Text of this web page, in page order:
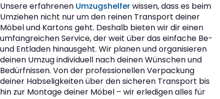
Unsere erfahrenen Umzugshelferwissen, dass es beim
Umziehen nicht nur um den reinen Transport deiner
Möbel und Kartons geht. Deshalb bieten wir dir einen
umfangreichen Service, der weit über das einfache Be-
und Entladen hinausgeht. Wir planen und organisieren
deinen Umzug individuell nach deinen Wünschen und
Bedürfnissen. Von der professionellen Verpackung
deiner Habseligkeiten über den sicheren Transport bis
hin zur Montage deiner Möbel – wir erledigen alles für